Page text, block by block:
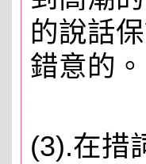
的說話
錯意的。
(3).在措